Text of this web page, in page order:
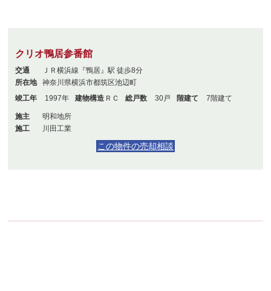
クリオ鴨居参番館
交通
ＪＲ横浜線『鴨居』駅 徒歩8分
所在地
神奈川県横浜市都筑区池辺町
竣工年
1997年 建物構造 ＲＣ 総戸数 30戸 階建て 7階建て
施主
明和地所
施工
川田工業
この物件の売却相談